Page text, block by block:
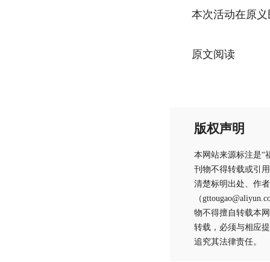
本次活动在原
原文阅读
版权声明
本网站来源标注是“
刊物不得转载或引
清楚标明出处、作
（
物不得擅自转载本
转载，必须与相应
追究其法律责任。